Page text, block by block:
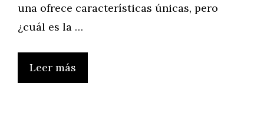
una ofrece características únicas, pero
¿cuál es la …
Leer más